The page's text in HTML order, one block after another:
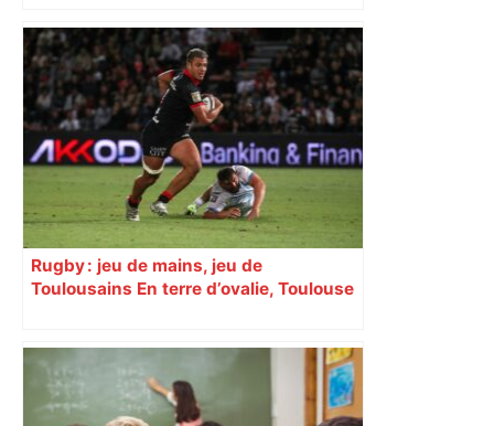
Rugby : jeu de mains, jeu de
Toulousains En terre d’ovalie, Toulouse
revendiquant surtout son art du jeu en
mouvement, vif et spectaculaire.
Décryptage. Série (4 / 10)